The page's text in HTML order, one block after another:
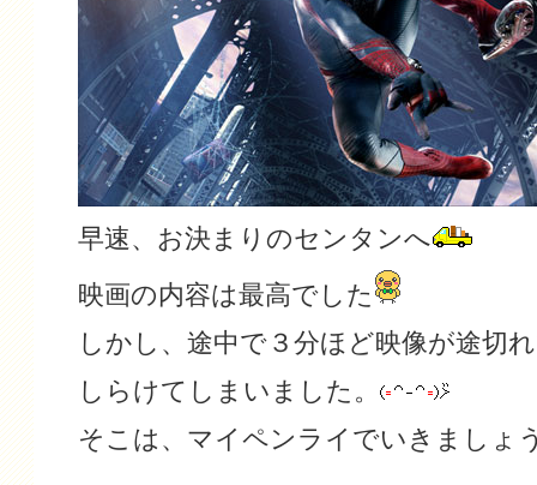
早速、お決まりのセンタンへ
映画の内容は最高でした
しかし、途中で３分ほど映像が途切
しらけてしまいました。
そこは、マイペンライでいきましょ